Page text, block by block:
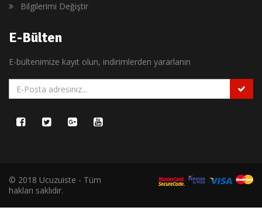
Bilgilerimi Değiştir
E-Bülten
E-bültenimize kayıt olun, indirimlerden yararlanın
© 2018 Ucuzuiste - Tüm
hakları saklıdır.